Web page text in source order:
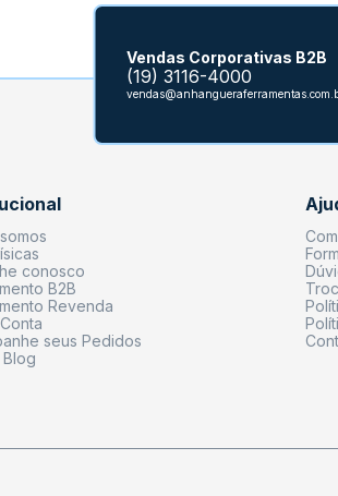
Vendas Corporativas B2B
(19) 3116-4000
conosco
B2B
Revenda
seus Pedidos